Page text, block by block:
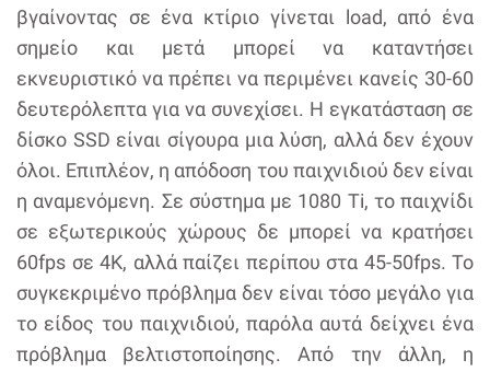
βγαίνοντας σε ένα κτίριο γίνεται load, από ένα
σημείο και μετά μπορεί να καταντήσει
εκνευριστικό να πρέπει να περιμένει κανείς 30-60
δευτερόλεπτα για να συνεχίσει. Η εγκατάσταση σε
δίσκο SSD είναι σίγουρα μια λύση, αλλά δεν έχουν
όλοι. Επιπλέον, η απόδοση του παιχνιδιού δεν είναι
η αναμενόμενη. Σε σύστημα με 1080 Ti, το παιχνίδι
σε εξωτερικούς χώρους δε μπορεί να κρατήσει
60fps σε 4K, αλλά παίζει περίπου στα 45-50fps. Το
συγκεκριμένο πρόβλημα δεν είναι τόσο μεγάλο για
το είδος του παιχνιδιού, παρόλα αυτά δείχνει ένα
πρόβλημα βελτιστοποίησης. Από την άλλη, η